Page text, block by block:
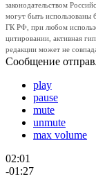
законодательством
могут быть использованы
ГК РФ, при любом
цитировании, активная
редакции может не
Сообщение
play
pause
mute
unmute
max volume
02:01
-01:27